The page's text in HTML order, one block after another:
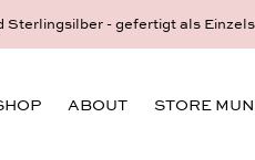
- gefertigt als
ABOUT STORE